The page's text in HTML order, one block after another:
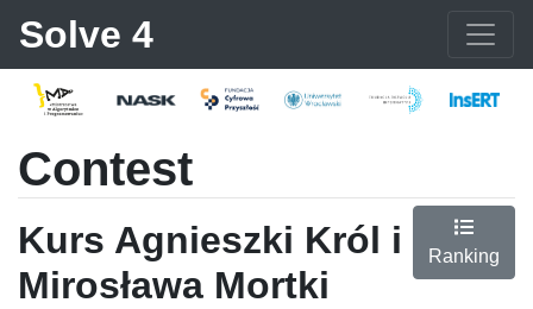
Solve 4
Contest
Kurs Agnieszki Król i
Mirosława Mortki
Ranking